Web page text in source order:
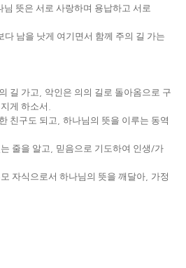
님 뜻은 서로 사랑하며 용납하고 서로
다 남을 낫게 여기면서 함께 주의 길 가는
길 가고
악인은 의의 길로 돌아옴으로 구
게 하소서
친구도 되고
하나님의 뜻을 이루는 동역
줄을 알고
믿음으로 기도하여 인생 /가
자식으로서 하나님의 뜻을 깨달아 가정